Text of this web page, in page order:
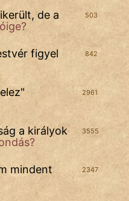
503
de a
842
figyel
2961
"
3555
a királyok
2347
mindent